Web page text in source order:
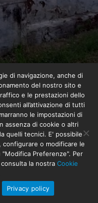
category
per un grande
di navigazione, anche di
del nostro sito e
e le prestazioni dello
all’attivazione di tutti
le impostazioni di
assenza di cookie o altri
quelli tecnici. E' possibile
configurare o modificare le
Preferenze". Per
la nostra Cookie
Privacy policy